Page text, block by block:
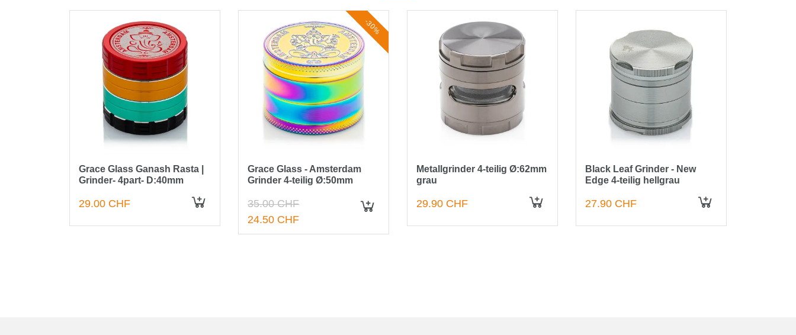
Grace Glass Ganash Rasta |
Grinder- 4part- D:40mm
29.00 CHF
-30%
Grace Glass - Amsterdam
Grinder 4-teilig Ø:50mm
35.00 CHF
24.50 CHF
Metallgrinder 4-teilig Ø:62mm
grau
29.90 CHF
Black Leaf Grinder - New
Edge 4-teilig hellgrau
27.90 CHF